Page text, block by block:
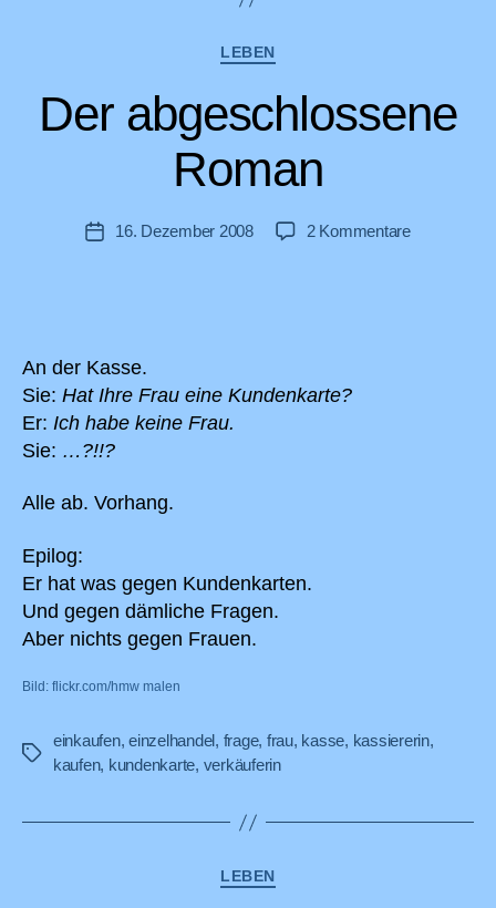
Kategorien
LEBEN
Der abgeschlossene
Roman
Veröffentlichungsdatum
16. Dezember 2008 2 Kommentarezu
An der Kasse.
Sie: Hat Ihre Frau eine Kundenkarte?
Er: Ich habe keine Frau.
Sie: …?!!?
Alle ab. Vorhang.
Epilog:
Er hat was gegen Kundenkarten.
Und gegen dämliche Fragen.
Aber nichts gegen Frauen.
Bild: flickr.com/hmw malen
Schlagwörter
einkaufen,einzelhandel, frage, frau, kasse, kassiererin,
kaufen, kundenkarte, verkäuferin
Kategorien
LEBEN